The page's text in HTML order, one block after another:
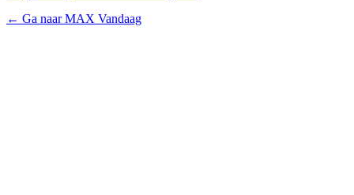
← Ga naar MAX Vandaag